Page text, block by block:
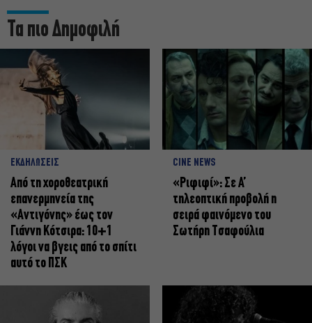
Τα πιο Δημοφιλή
ΕΚΔΗΛΩΣΕΙΣ
Από τη χοροθεατρική
επανερμηνεία της
«Αντιγόνης» έως τον
Γιάννη Κότσιρα: 10+1
λόγοι να βγεις από το σπίτι
αυτό το ΠΣΚ
CINE NEWS
«Ριφιφί»: Σε Α’
τηλεοπτική προβολή η
σειρά φαινόμενο του
Σωτήρη Τσαφούλια